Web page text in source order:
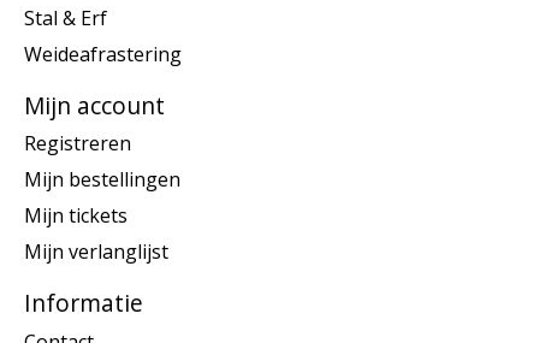
Stal & Erf
Weideafrastering
Mijn account
Registreren
Mijn bestellingen
Mijn tickets
Mijn verlanglijst
Informatie